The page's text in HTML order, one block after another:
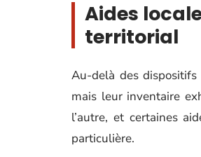
Aides
territorial
Au-delà des
mais leur inventaire
l’autre, et certaines
particulière.